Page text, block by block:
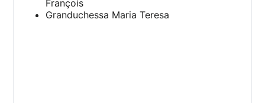
François
Granduchessa Maria Teresa